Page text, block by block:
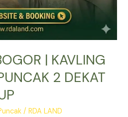
| KAVLING
2 DEKAT
/RDA LAND